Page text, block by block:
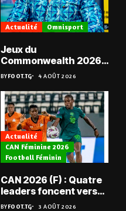
Actualité Omnisport
Jeux du
Commonwealth 2026 :
« Les médailles ne
tombent pas du ciel »,
Benjamin Boukpeti
BYFOOT.TG 4 AOÛT 2026
Actualité
CAN Féminine 2026
Football Féminin
CAN 2026 (F) : Quatre
leaders foncent vers
les quarts
BYFOOT.TG 3 AOÛT 2026